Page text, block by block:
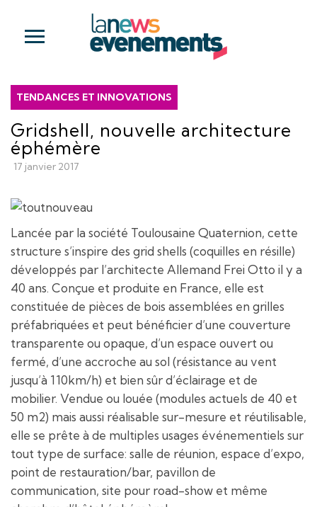
TENDANCES ET INNOVATIONS
Gridshell, nouvelle architecture
éphémère
17 janvier 2017
Lancée par la société Toulousaine Quaternion, cette
structure s’inspire des grid shells (coquilles en résille)
développés par l’architecte Allemand Frei Otto il y a
40 ans. Conçue et produite en France, elle est
constituée de pièces de bois assemblées en grilles
préfabriquées et peut bénéficier d’une couverture
transparente ou opaque, d’un espace ouvert ou
fermé, d’une accroche au sol (résistance au vent
jusqu’à 110km/h) et bien sûr d’éclairage et de
mobilier. Vendue ou louée (modules actuels de 40 et
50 m2) mais aussi réalisable sur-mesure et réutilisable,
elle se prête à de multiples usages événementiels sur
tout type de surface: salle de réunion, espace d’expo,
point de restauration/bar, pavillon de
communication, site pour road-show et même